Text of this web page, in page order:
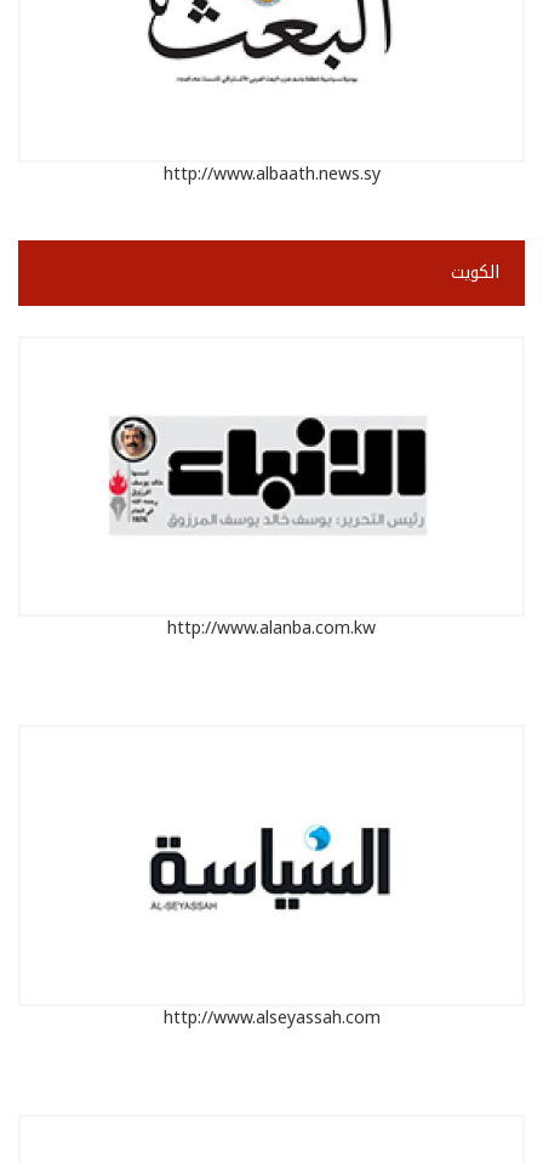
http://www.albaath.news.sy
الكويت
http://www.alanba.com.kw
http://www.alseyassah.com